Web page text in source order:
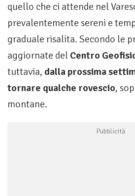
quello che ci attende nel
prevalentemente sereni e
graduale risalita. Secondo le
aggiornate del Centro
tuttavia, dalla prossima
tornare qualche rovescio,
montane.